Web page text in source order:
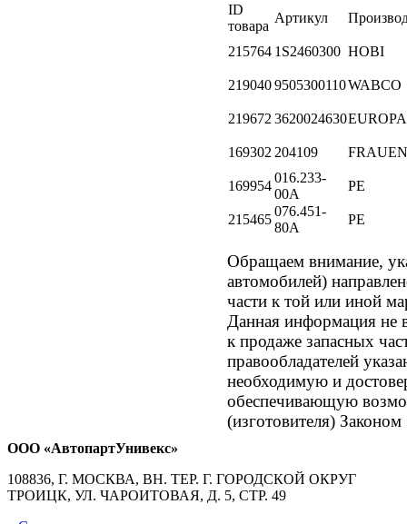
ID
товара
Артикул
215764 1S2460300 HOBI
2190409505300110WABCO
219672 3620024630
169302 204109
169954
016.233-
00A
PE
215465
076.451-
80A
PE
Обращаем внимание,
автомобилей)
части к той или иной
Данная информация не
к продаже запасных
правообладателей
необходимую и
обеспечивающую
(изготовителя)
ООО «АвтопартУнивекс»
108836, Г. МОСКВА, ВН. ТЕР. Г. ГОРОДСКОЙ ОКРУГ
ТРОИЦК, УЛ. ЧАРОИТОВАЯ, Д. 5, СТР. 49